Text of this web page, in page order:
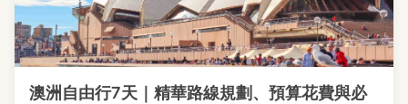
澳洲自由行7天｜精華路線規劃、預算花費與必